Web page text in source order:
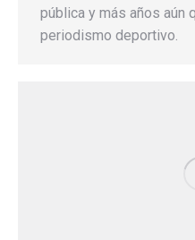
pública y más años aún
periodismo deportivo.